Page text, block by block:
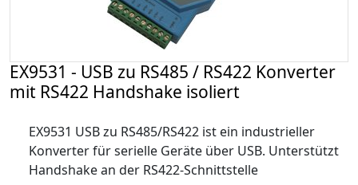
EX9531 - USB zu RS485 / RS422 Konverter
mit RS422 Handshake isoliert
EX9531 USB zu RS485/RS422 ist ein industrieller
Konverter für serielle Geräte über USB. Unterstützt
Handshake an der RS422-Schnittstelle